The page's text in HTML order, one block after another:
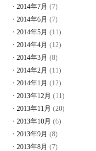
2014年7月 (7)
2014年6月 (7)
2014年5月 (11)
2014年4月 (12)
2014年3月 (8)
2014年2月 (11)
2014年1月 (12)
2013年12月 (11)
2013年11月 (20)
2013年10月 (6)
2013年9月 (8)
2013年8月 (7)